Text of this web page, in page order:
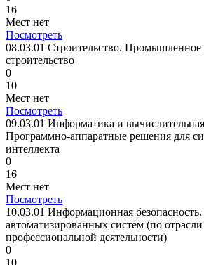
16
Мест нет
Посмотреть
08.03.01 Строительство. Промышленное
строительство
0
10
Мест нет
Посмотреть
09.03.01 Информатика и
Программно-аппаратные решения для
интеллекта
0
16
Мест нет
Посмотреть
10.03.01 Информационная безопасность.
автоматизированных систем (по
профессиональной деятельности)
0
10